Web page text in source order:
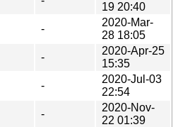
19 20:40
-
2020-Mar-
28 18:05
-
2020-Apr-25
15:35
-
2020-Jul-03
22:54
-
2020-Nov-
22 01:39